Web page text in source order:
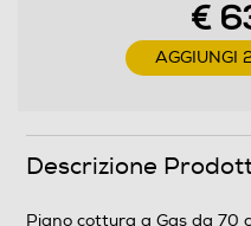
Elettronica nelle
Controlli a manopole
Valvola di sicurezza piano
€
AGGIUNGI
Descrizione
Piano cottura a Gas da 70